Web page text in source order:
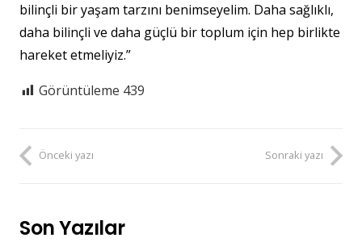
bilinçli bir yaşam tarzını benimseyelim. Daha sağlıklı,
daha bilinçli ve daha güçlü bir toplum için hep birlikte
hareket etmeliyiz.”
Görüntüleme 439
Önceki yazı Sonraki yazı
Son Yazılar